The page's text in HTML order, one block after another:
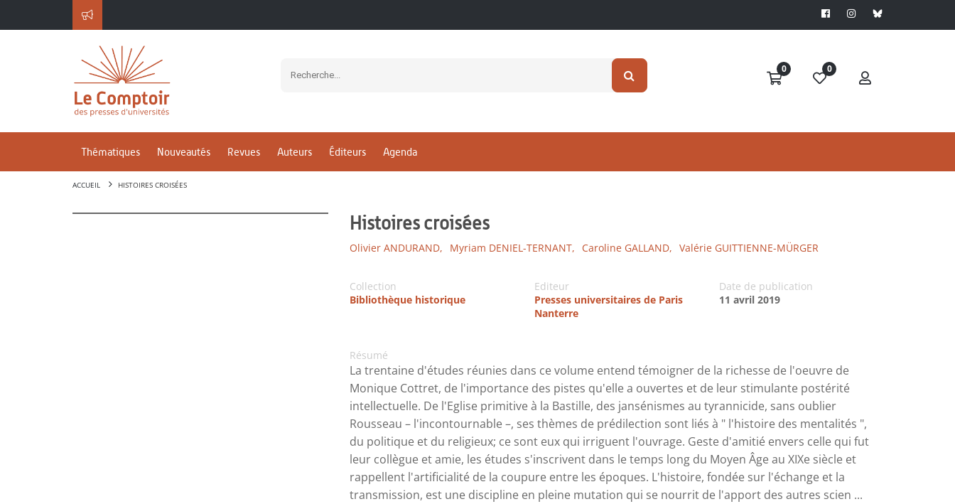
0 0
Thématiques Nouveautés Revues Auteurs Éditeurs Agenda
ACCUEIL HISTOIRES CROISÉES
Histoires croisées
Olivier ANDURAND, Myriam DENIEL-TERNANT, Caroline GALLAND, Valérie GUITTIENNE-MÜRGER
Collection
Bibliothèque historique
Editeur
Presses universitaires de Paris
Nanterre
Date de publication
11 avril 2019
Résumé
La trentaine d'études réunies dans ce volume entend témoigner de la richesse de l'oeuvre de
Monique Cottret, de l'importance des pistes qu'elle a ouvertes et de leur stimulante postérité
intellectuelle. De l'Eglise primitive à la Bastille, des jansénismes au tyrannicide, sans oublier
Rousseau – l'incontournable –, ses thèmes de prédilection sont liés à " l'histoire des mentalités ",
du politique et du religieux; ce sont eux qui irriguent l'ouvrage. Geste d'amitié envers celle qui fut
leur collègue et amie, les études s'inscrivent dans le temps long du Moyen Âge au XIXe siècle et
rappellent l'artificialité de la coupure entre les époques. L'histoire, fondée sur l'échange et la
transmission, est une discipline en pleine mutation qui se nourrit de l'apport des autres scien ...